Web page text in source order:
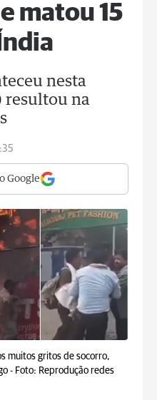
matou 15
nesta
resultou na
Google
muitos gritos de socorro,
- Foto: Reprodução redes